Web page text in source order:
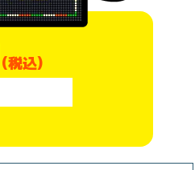
(税込)